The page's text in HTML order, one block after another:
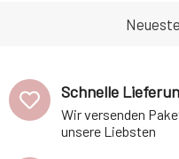
Sie verteilen. Schauen Sie
Schnelle
Wir versenden
unsere Liebsten